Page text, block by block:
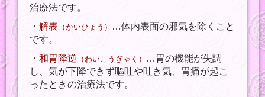
治療法です。
・ 解表 （かいひょう）
…体内表面の邪気を除くこと
です。
・ 和胃降逆 （わいこうぎゃく）
…胃の機能が失調
し、気が下降できず嘔吐や吐き気、胃痛が起こ
ったときの治療法です。